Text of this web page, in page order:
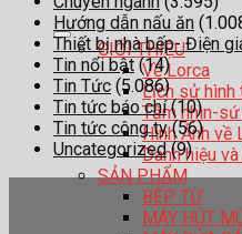
GIỚI THIỆU
Về Lorca
Lịch sử hình
Tầm nhìn-
Hình Ảnh về
Danh hiệu
SẢN PHẨM
BẾP TỪ
MÁY HÚT
Hướng dẫn nấu ăn
Thiết bị nhà bếp- Điện
Tin nổi bật (14)
Tin Tức (5.086)
Tin tức báo chí(10)
Tin tức công ty(56)
Uncategorized(9)